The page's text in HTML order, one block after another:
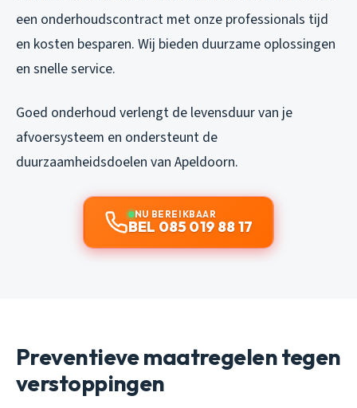
een onderhoudscontract met onze professionals tijd
en kosten besparen. Wij bieden duurzame oplossingen
en snelle service.
Goed onderhoud verlengt de levensduur van je
afvoersysteem en ondersteunt de
duurzaamheidsdoelen van Apeldoorn.
NU BEREIKBAAR
BEL 085 019 88 17
Preventieve maatregelen tegen
verstoppingen